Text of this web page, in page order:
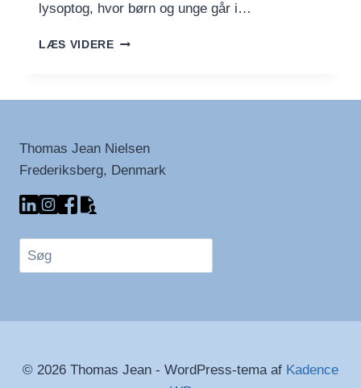
lysoptog, hvor børn og unge går i…
LÆS VIDERESVENSKE
Thomas Jean Nielsen
Frederiksberg, Denmark
Søg
© 2026 Thomas Jean - WordPress-tema af Kadence